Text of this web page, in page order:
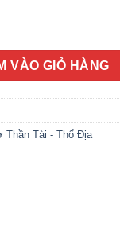
Địa “Tiến Bảo”
VÀO GIỎ HÀNG
Thần Tài - Thổ Địa